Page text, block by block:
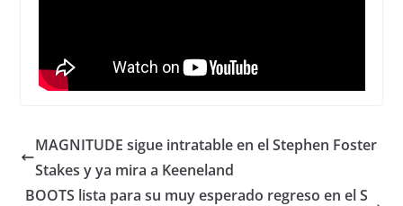
MAGNITUDE sigue intratable en el Stephen Foster
Stakes y ya mira a Keeneland
BOOTS lista para su muy esperado regreso en el S